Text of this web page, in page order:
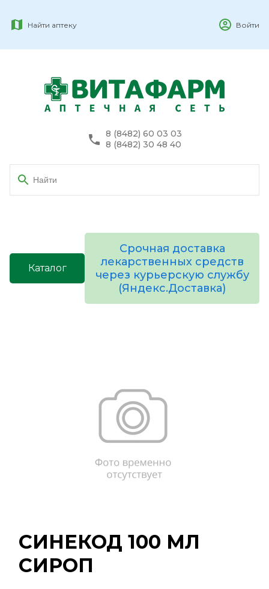
Найти аптеку Войти
8 (8482) 60 03 03
8 (8482) 30 48 40
Каталог
Срочная доставка
лекарственных средств
через курьерскую службу
(Яндекс.Доставка)
СИНЕКОД 100 МЛ
СИРОП